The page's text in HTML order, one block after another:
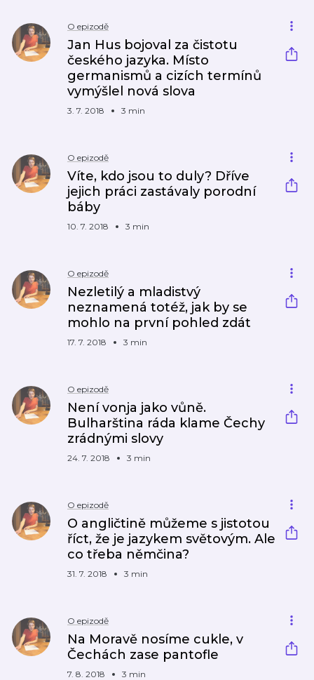
O epizodě
Jan Hus bojoval za čistotu
českého jazyka. Místo
germanismů a cizích termínů
vymýšlel nová slova
3. 7. 2018 3 min
O epizodě
Víte, kdo jsou to duly? Dříve
jejich práci zastávaly porodní
báby
10. 7. 2018 3 min
O epizodě
Nezletilý a mladistvý
neznamená totéž, jak by se
mohlo na první pohled zdát
17. 7. 2018 3 min
O epizodě
Není vonja jako vůně.
Bulharština ráda klame Čechy
zrádnými slovy
24. 7. 2018 3 min
O epizodě
O angličtině můžeme s jistotou
říct, že je jazykem světovým. Ale
co třeba němčina?
31. 7. 2018 3 min
O epizodě
Na Moravě nosíme cukle, v
Čechách zase pantofle
7. 8. 2018 3 min